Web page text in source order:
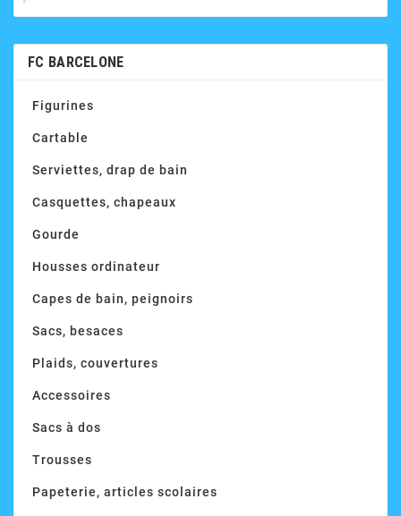
FC BARCELONE
Figurines
Cartable
Serviettes, drap de bain
Casquettes, chapeaux
Gourde
Housses ordinateur
Capes de bain, peignoirs
Sacs, besaces
Plaids, couvertures
Accessoires
Sacs à dos
Trousses
Papeterie, articles scolaires